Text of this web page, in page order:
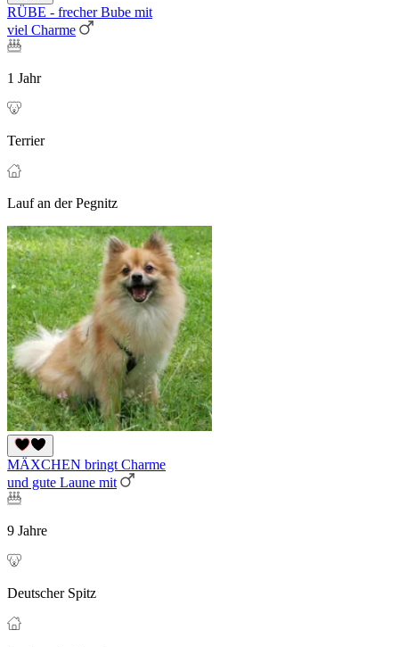
RÜBE - frecher Bube mit
viel Charme
1 Jahr
Terrier
Lauf an der Pegnitz
MÄXCHEN bringt Charme
und gute Laune mit
9 Jahre
Deutscher Spitz